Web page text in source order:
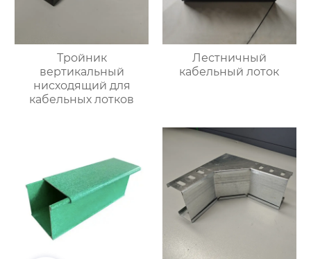
Тройник
вертикальный
нисходящий для
кабельных лотков
Лестничный
кабельный лоток